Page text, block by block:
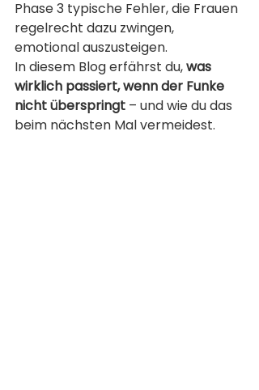
Phase 3 typische Fehler, die Frauen
regelrecht dazu zwingen,
emotional auszusteigen.
In diesem Blog erfährst du, was
wirklich passiert, wenn der Funke
nicht überspringt – und wie du das
beim nächsten Mal vermeidest.